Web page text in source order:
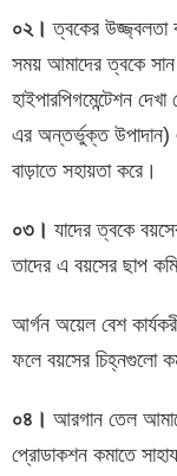
০২। ত্বকের
সময় আমাদের ত্বকে সান
হাইপারপিগমেন্টেশন
এর অন্তর্ভুক্ত
বাড়াতে সহায়তা করে।
০৩। যাদের ত্বকে
তাদের এ বয়সের ছাপ
আর্গন অয়েল বেশ
ফলে বয়সের চিহ্নগুলো
০৪। আরগান তেল
প্রোডাকশন কমাতে